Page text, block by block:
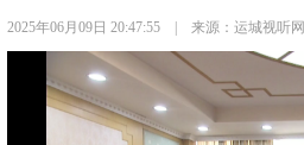
2025年06月09日 20:47:55 来源：运城视听网